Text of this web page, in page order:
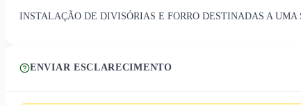
INSTALAÇÃO DE DIVISÓRIAS E FORRO DESTINADAS A
ENVIAR ESCLARECIMENTO